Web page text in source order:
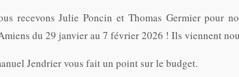
recevons Julie Poncin et Thomas Germier pour
du 29 janvier au 7 février 2026 ! Ils viennent
Jendrier vous fait un point sur le budget.